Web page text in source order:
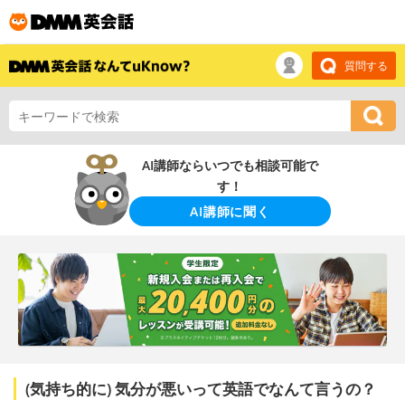
質問する
AI講師ならいつでも相談可能で
す！
AI講師に聞く
(気持ち的に) 気分が悪いって英語でなんて言うの？